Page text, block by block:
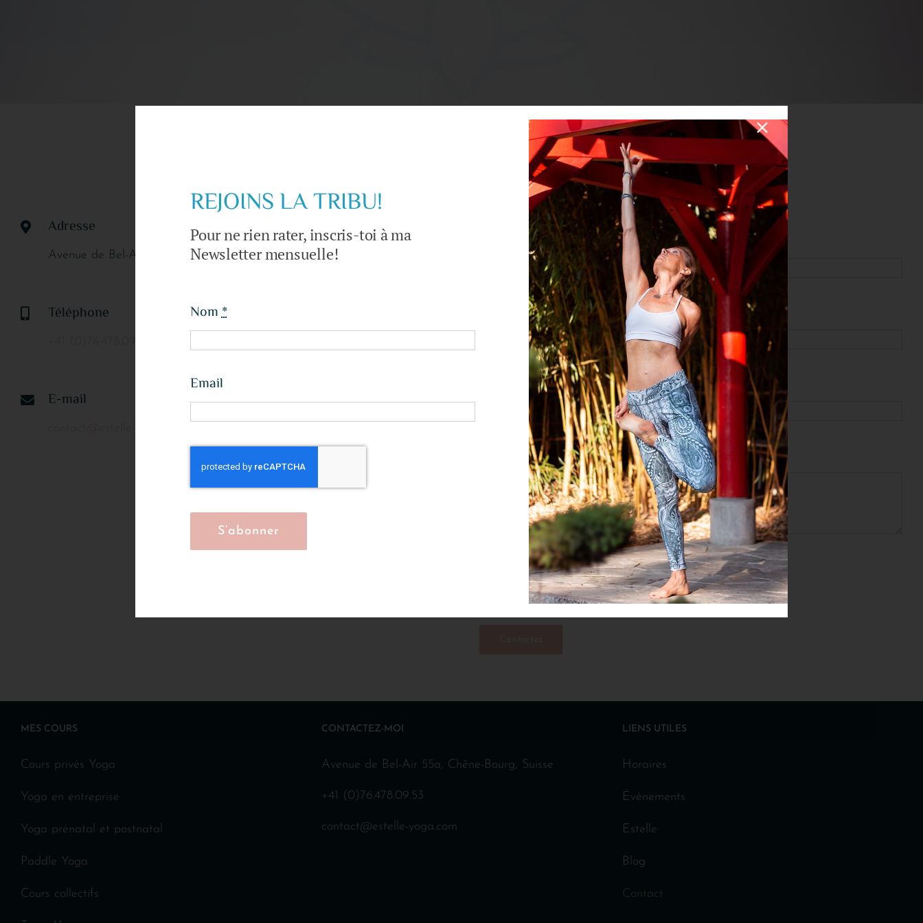
Posez votre question ou envoyez votre demande d’inscription
Adresse
Avenue de Bel-Air 55a, Chêne-Bourg, Suisse
Téléphone
E-mail
*
Description
MES COURS
Cours privés Yoga
Yoga en entreprise
Yoga prénatal et postnatal
Paddle Yoga
Cours collectifs
CONTACTEZ-MOI
Avenue de Bel-Air 55a, Chêne-Bourg, Suisse
+41 (0)76.478.09.53
contact@estelle-yoga.com
LIENS UTILES
Horaires
Événements
Estelle
Blog
Contact
REJOINS LA TRIBU!
Pour ne rien rater, inscris-toi à ma
Newsletter mensuelle!
Nom*
Email
S’abonner